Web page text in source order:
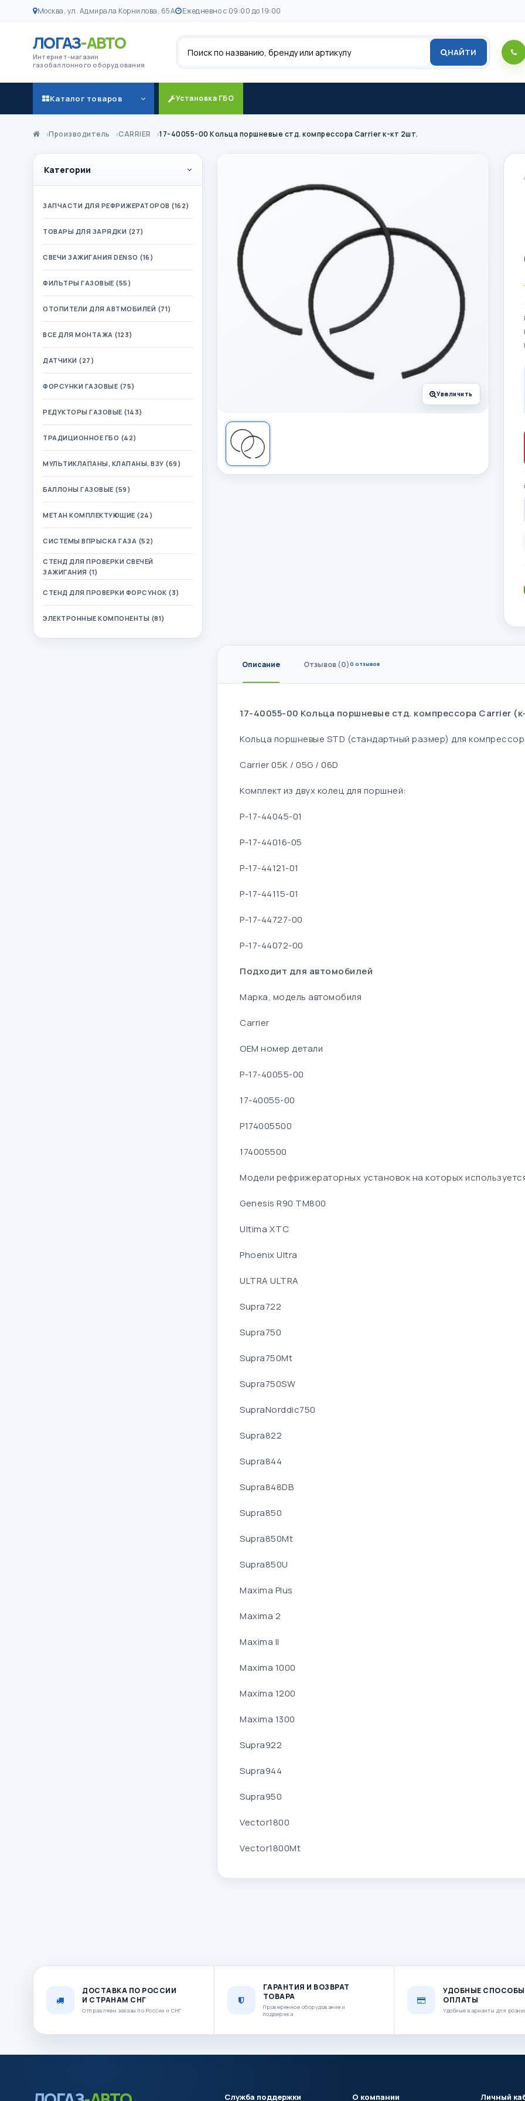
Москва, ул. Адмирала Корнилова, 65А Ежедневно с 09:00 до 19:00
ЛОГАЗ-АВТО
Интернет-магазин
газобаллонного оборудования
НАЙТИ
Каталог товаров Установка ГБО
Производитель CARRIER 17-40055-00 Кольца поршневые стд. компрессора Carrier к-кт 2шт.
Категории
ЗАПЧАСТИ ДЛЯ РЕФРИЖЕРАТОРОВ (162)
ТОВАРЫ ДЛЯ ЗАРЯДКИ (27)
СВЕЧИ ЗАЖИГАНИЯ DENSO (16)
ФИЛЬТРЫ ГАЗОВЫЕ (55)
ОТОПИТЕЛИ ДЛЯ АВТМОБИЛЕЙ (71)
ВСЕ ДЛЯ МОНТАЖА (123)
ДАТЧИКИ (27)
ФОРСУНКИ ГАЗОВЫЕ (75)
РЕДУКТОРЫ ГАЗОВЫЕ (143)
ТРАДИЦИОННОЕ ГБО (42)
МУЛЬТИКЛАПАНЫ, КЛАПАНЫ, ВЗУ (69)
БАЛЛОНЫ ГАЗОВЫЕ (59)
МЕТАН КОМПЛЕКТУЮЩИЕ (24)
СИСТЕМЫ ВПРЫСКА ГАЗА (52)
СТЕНД ДЛЯ ПРОВЕРКИ СВЕЧЕЙ
ЗАЖИГАНИЯ (1)
СТЕНД ДЛЯ ПРОВЕРКИ ФОРСУНОК (3)
ЭЛЕКТРОННЫЕ КОМПОНЕНТЫ (81)
Увеличить
Описание Отзывов (0)0 отзывов
17-40055-00 Кольца поршневые стд. компрессора Carrier
Кольца поршневые STD (стандартный размер) для
Carrier 05K / 05G / 06D
Комплект из двух колец для поршней:
P-17-44045-01
P-17-44016-05
P-17-44121-01
P-17-44115-01
P-17-44727-00
P-17-44072-00
Подходит для автомобилей
Марка, модель автомобиля
Carrier
OEM номер детали
P-17-40055-00
17-40055-00
P174005500
174005500
Модели рефрижераторных установок на которых
Genesis R90 TM800
Ultima XTC
Phoenix Ultra
ULTRA ULTRA
Supra722
Supra750
Supra750Mt
Supra750SW
SupraNorddic750
Supra822
Supra844
Supra848DB
Supra850
Supra850Mt
Supra850U
Maxima Plus
Maxima 2
Maxima II
Maxima 1000
Maxima 1200
Maxima 1300
Supra922
Supra944
Supra950
Vector1800
Vector1800Mt
ДОСТАВКА ПО РОССИИ
И СТРАНАМ СНГ
Отправляем заказы по России и СНГ
ГАРАНТИЯ И ВОЗВРАТ
ТОВАРА
Проверенное оборудование и
поддержка
УДОБНЫЕ СПОСОБЫ
ОПЛАТЫ
Удобные варианты для
Служба поддержки О компании Личный